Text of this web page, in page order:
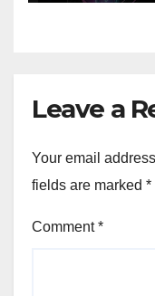
Leave a
Your email
fields are marked *
Comment*